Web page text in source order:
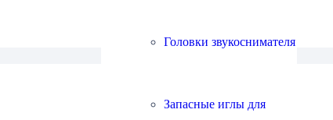
Головки звукоснимателя
Запасные иглы для